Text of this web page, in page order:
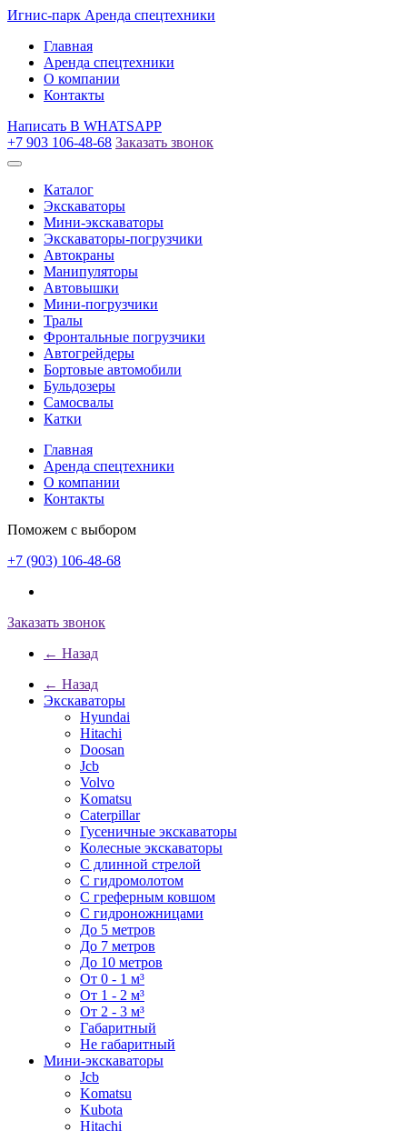
Игнис-парк Аренда спецтехники
Главная
Аренда спецтехники
О компании
Контакты
Написать В WHATSAPP
+7 903 106-48-68 Заказать звонок
Каталог
Экскаваторы
Мини-экскаваторы
Экскаваторы-погрузчики
Автокраны
Манипуляторы
Автовышки
Мини-погрузчики
Тралы
Фронтальные погрузчики
Автогрейдеры
Бортовые автомобили
Бульдозеры
Самосвалы
Катки
Главная
Аренда спецтехники
О компании
Контакты
Поможем с выбором
+7 (903) 106-48-68
Заказать звонок
← Назад
← Назад
Экскаваторы
Hyundai
Hitachi
Doosan
Jcb
Volvo
Komatsu
Caterpillar
Гусеничные экскаваторы
Колесные экскаваторы
С длинной стрелой
С гидромолотом
С греферным ковшом
С гидроножницами
До 5 метров
До 7 метров
До 10 метров
От 0 - 1 м³
От 1 - 2 м³
От 2 - 3 м³
Габаритный
Не габаритный
Мини-экскаваторы
Jcb
Komatsu
Kubota
Hitachi